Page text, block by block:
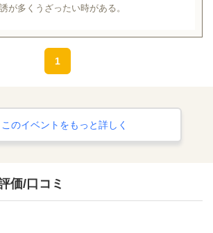
が多くうざったい時がある。
1
このイベントをもっと詳しく
価/口コミ